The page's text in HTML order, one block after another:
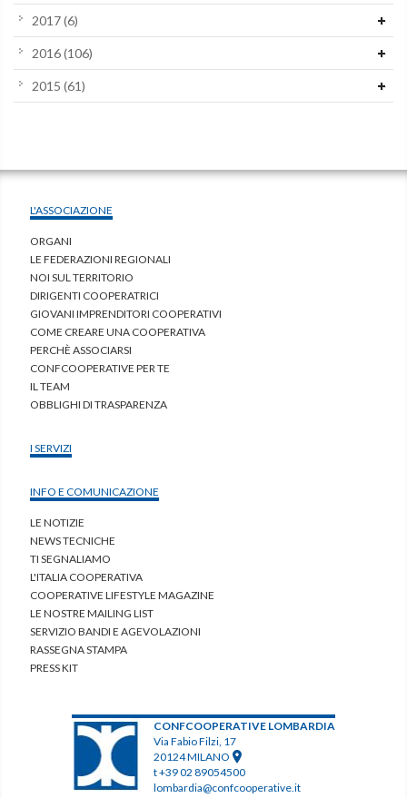
2017(6)
2016(106)
2015 (61)
L'ASSOCIAZIONE
ORGANI
LE FEDERAZIONI REGIONALI
NOI SUL TERRITORIO
DIRIGENTI COOPERATRICI
GIOVANI IMPRENDITORI COOPERATIVI
COME CREARE UNA COOPERATIVA
PERCHÈ ASSOCIARSI
CONFCOOPERATIVE PER TE
IL TEAM
OBBLIGHI DI TRASPARENZA
I SERVIZI
INFO E COMUNICAZIONE
LE NOTIZIE
NEWS TECNICHE
TI SEGNALIAMO
L'ITALIA COOPERATIVA
COOPERATIVE LIFESTYLE MAGAZINE
LE NOSTRE MAILING LIST
SERVIZIO BANDI E AGEVOLAZIONI
RASSEGNA STAMPA
PRESS KIT
CONFCOOPERATIVE LOMBARDIA
Via Fabio Filzi, 17
20124 MILANO
t +39 02 89054500
lombardia@confcooperative.it